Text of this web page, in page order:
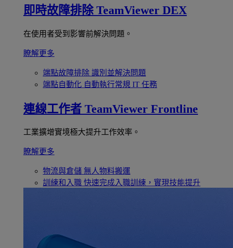
即時故障排除 TeamViewer DEX
在使用者受到影響前解決問題。
瞭解更多
端點故障排除 識別並解決問題
端點自動化 自動執行常規 IT 任務
連線工作者 TeamViewer Frontline
工業擴增實境極大提升工作效率。
瞭解更多
物流與倉儲 無人物料搬運
訓練和入職 快速完成入職訓練，實現技能提升